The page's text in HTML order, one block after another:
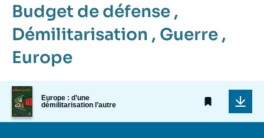
Budget de défense ,
Démilitarisation , Guerre ,
Europe
Image
de
couverture
de
Europe : d’une
démilitarisation l’autre